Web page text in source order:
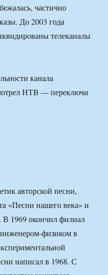
частично
До 2003 года
телеканалы
канала
НТВ — переключи
авторской песни,
«Песни нашего века» и
В 1969 окончил филиал
физиком в
написал в 1968. С